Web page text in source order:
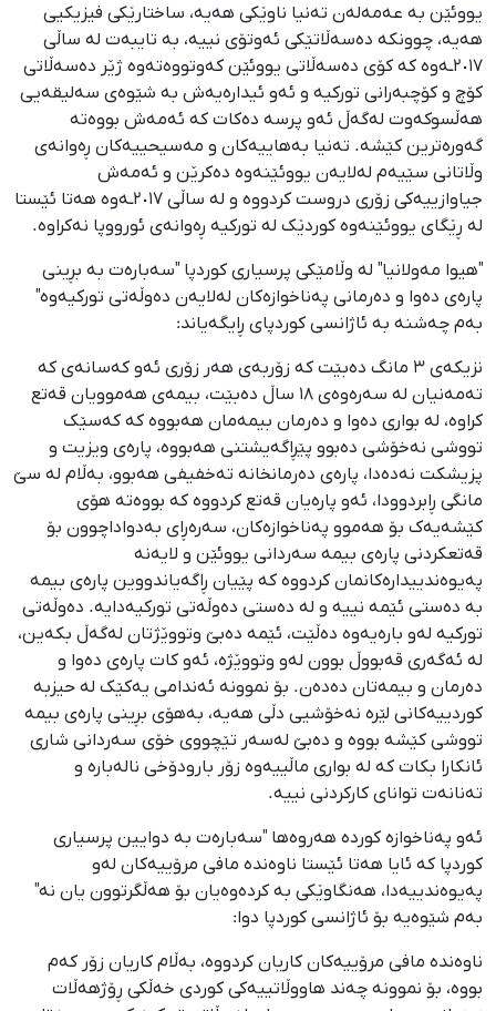
یووئێن بە عەمەلەن تەنیا ناوێکی هەیە، ساختارێکی فیزیكیی
هەیە، چوونکە دەسەڵاتێکی ئەوتۆی نییە، بە تایبەت لە ساڵی
٢٠١٧ـەوە کە کۆی دەسەڵاتی یووئێن کەوتووەتەوە ژێر دەسەڵاتی
کۆچ و کۆچبەرانی تورکیە و ئەو ئیدارەیەش بە شێوەی سەلیقەیی
هەڵسوکەوت لەگەڵ ئەو پرسە دەکات کە ئەمەش بووەتە
گەورەترین کێشە. تەنیا بەهاییەکان و مەسیحییەکان ڕەوانەی
وڵاتانی سێیەم لەلایەن یووئێنەوە دەکرێن و ئەمەش
جیاوازییەکی زۆری دروست کردووە و لە ساڵی ٢٠١٧ـەوە هەتا ئێستا
لە ڕێگای یووئێنەوە کوردێک لە تورکیە ڕەوانەی ئورووپا نەکراوە.
"هیوا مەولانیا" لە وڵامێکی پرسیاری کوردپا "سەبارەت بە بڕینی
پارەی دەوا و دەرمانی پەناخوازەکان لەلایەن دەوڵەتی تورکیەوە"
بەم چەشنە بە ئاژانسی کوردپای ڕایگەیاند:
نزیکەی ٣ مانگ دەبێت کە زۆربەی هەر زۆری ئەو کەسانەی کە
تەمەنیان لە سەرەوەی ١٨ ساڵ دەبێت، بیمەی هەموویان قەتع
کراوە، لە بواری دەوا و دەرمان بیمەمان هەبووە کە کەسێک
تووشی نەخۆشی دەبوو پێڕاگەیشتنی هەبووە، پارەی ویزیت و
پزیشکت نەدەدا، پارەی دەرمانخانە تەخفیفی هەبوو، بەڵام لە سێ
مانگی ڕابردوودا، ئەو پارەیان قەتع کردووە کە بووەتە هۆی
کێشەیەک بۆ هەموو پەناخوازەکان، سەرەڕای بەدواداچوون بۆ
قەتعکردنی پارەی بیمە سەردانی یووئێن و لایەنە
پەیوەندییدارەکانمان کردووە کە پێیان ڕاگەیاندووین پارەی بیمە
بە دەستی ئێمە نییە و لە دەستی دەوڵەتی تورکیەدایە. دەوڵەتی
تورکیە لەو بارەیەوە دەڵێت، ئێمە دەبێ وتووێژتان لەگەڵ بکەین،
لە ئەگەری قەبووڵ بوون لەو وتووێژە، ئەو کات پارەی دەوا و
دەرمان و بیمەتان دەدەن. بۆ نموونە ئەندامی یەکێک لە حیزبە
کوردییەکانی لێرە نەخۆشیی دڵی هەیە، بەهۆی بڕینی پارەی بیمە
تووشی کێشە بووە و دەبێ لەسەر تێچووی خۆی سەردانی شاری
ئانکارا بکات کە لە بواری ماڵییەوە زۆر بارودۆخی نالەبارە و
تەنانەت توانای کارکردنی نییە.
ئەو پەناخوازە کوردە هەروەها "سەبارەت بە دوایین پرسیاری
کوردپا کە ئایا هەتا ئێستا ناوەندە مافی مرۆییەکان لەو
پەیوەندییەدا، هەنگاوێکی بە کردەوەیان بۆ هەڵگرتوون یان نە"
بەم شێوەیە بۆ ئاژانسی کوردپا دوا:
ناوەندە مافی مرۆییەکان کاریان کردووە، بەڵام کاریان زۆر کەم
بووە، بۆ نموونە چەند هاووڵاتییەکی کوردی خەڵکی ڕۆژهەڵات